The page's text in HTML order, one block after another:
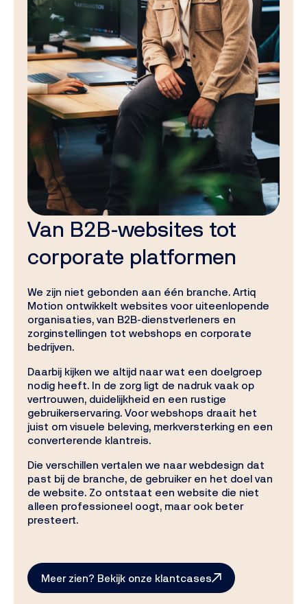
Van B2B-websites tot
corporate platformen
We zijn niet gebonden aan één branche. Artiq
Motion ontwikkelt websites voor uiteenlopende
organisaties, van B2B-dienstverleners en
zorginstellingen tot webshops en corporate
bedrijven.
Daarbij kijken we altijd naar wat een doelgroep
nodig heeft. In de zorg ligt de nadruk vaak op
vertrouwen, duidelijkheid en een rustige
gebruikerservaring. Voor webshops draait het
juist om visuele beleving, merkversterking en een
converterende klantreis.
Die verschillen vertalen we naar webdesign dat
past bij de branche, de gebruiker en het doel van
de website. Zo ontstaat een website die niet
alleen professioneel oogt, maar ook beter
presteert.
Meer zien? Bekijk onze klantcases